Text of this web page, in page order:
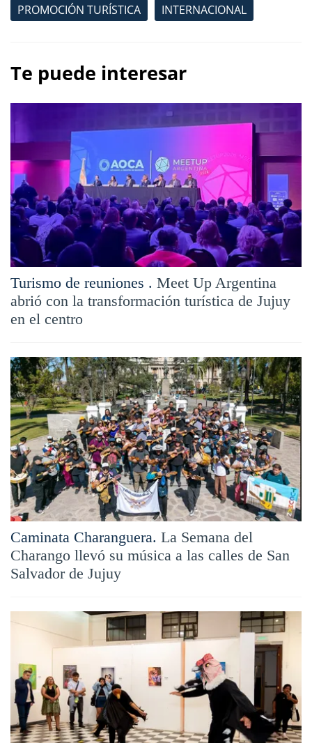
PROMOCIÓN TURÍSTICA INTERNACIONAL
Te puede interesar
Turismo de reuniones . Meet Up Argentina
abrió con la transformación turística de Jujuy
en el centro
Caminata Charanguera. La Semana del
Charango llevó su música a las calles de San
Salvador de Jujuy